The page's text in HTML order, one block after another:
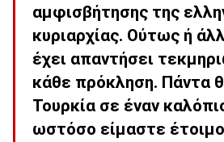
αμφισβήτησης της
κυριαρχίας. Ούτως ή
έχει απαντήσει
κάθε πρόκληση. Πάντα
Τουρκία σε έναν
ωστόσο είμαστε